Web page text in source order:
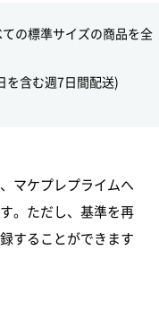
の標準サイズの商品を全
を含む週7日間配送)
マケプレプライムへ
。ただし、基準を再
することができます